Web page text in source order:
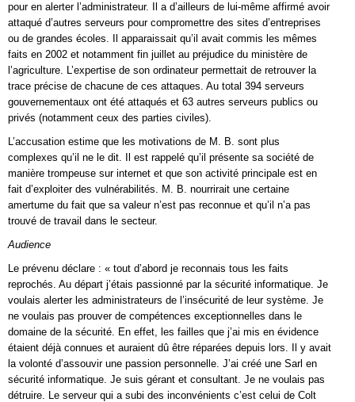
pour en alerter l’administrateur. Il a d’ailleurs de lui-même affirmé avoir
attaqué d’autres serveurs pour compromettre des sites d’entreprises
ou de grandes écoles. Il apparaissait qu’il avait commis les mêmes
faits en 2002 et notamment fin juillet au préjudice du ministère de
l’agriculture. L’expertise de son ordinateur permettait de retrouver la
trace précise de chacune de ces attaques. Au total 394 serveurs
gouvernementaux ont été attaqués et 63 autres serveurs publics ou
privés (notamment ceux des parties civiles).
L’accusation estime que les motivations de M. B. sont plus
complexes qu’il ne le dit. Il est rappelé qu’il présente sa société de
manière trompeuse sur internet et que son activité principale est en
fait d’exploiter des vulnérabilités. M. B. nourrirait une certaine
amertume du fait que sa valeur n’est pas reconnue et qu’il n’a pas
trouvé de travail dans le secteur.
Audience
Le prévenu déclare : « tout d’abord je reconnais tous les faits
reprochés. Au départ j’étais passionné par la sécurité informatique. Je
voulais alerter les administrateurs de l’insécurité de leur système. Je
ne voulais pas prouver de compétences exceptionnelles dans le
domaine de la sécurité. En effet, les failles que j’ai mis en évidence
étaient déjà connues et auraient dû être réparées depuis lors. Il y avait
la volonté d’assouvir une passion personnelle. J’ai créé une Sarl en
sécurité informatique. Je suis gérant et consultant. Je ne voulais pas
détruire. Le serveur qui a subi des inconvénients c’est celui de Colt